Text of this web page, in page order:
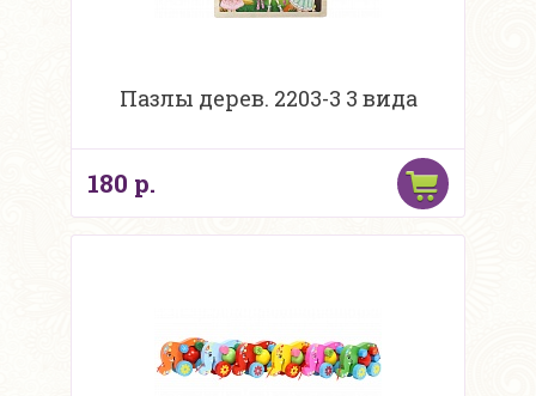
Пазлы дерев. 2203-3 3 вида
180 р.